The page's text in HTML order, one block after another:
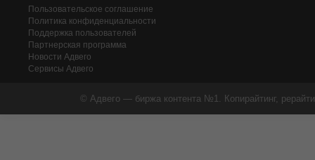
Пользовательское соглашение
Политика конфиденциальности
Поддержка пользователей
Партнерская программа
Новости Адвего
Сервисы Адвего
© Адвего — биржа контента №1. Копирайтинг,